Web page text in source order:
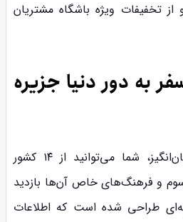
تخفیفات ویژه باشگاه مشتریان
به دور دنیا جزیره
در این سفر مجازی هیجان‌انگیز، شما می‌توانید از ۱۴ کشور
و فرهنگ‌های خاص آن‌ها بازدید
طراحی شده است که اطلاعات